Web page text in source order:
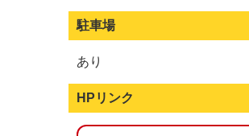
駐車場
あり
HPリンク